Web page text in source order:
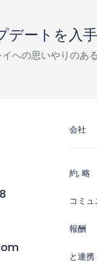
デートを入手
への思いやりのあ
会社
約, 略
コミ
報酬
と連携